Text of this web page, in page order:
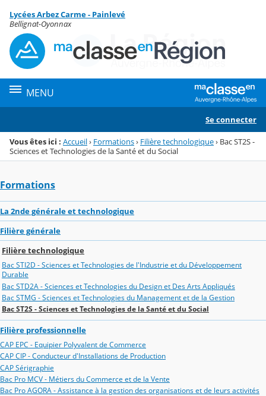
Menu de la rubrique
Contenu
Lycées Arbez Carme - Painlevé
Bellignat-Oyonnax
MENU
Se connecter
Vous êtes ici : Accueil› Formations› Filière technologique› Bac ST2S -
Sciences et Technologies de la Santé et du Social
Formations
La 2nde générale et technologique
Filière générale
Filière technologique
Bac STI2D - Sciences et Technologies de l'Industrie et du Développement
Durable
Bac STD2A - Sciences et Technologies du Design et Des Arts Appliqués
Bac STMG - Sciences et Technologies du Management et de la Gestion
Bac ST2S - Sciences et Technologies de la Santé et du Social
Filière professionnelle
CAP EPC - Equipier Polyvalent de Commerce
CAP CIP - Conducteur d'Installations de Production
CAP Sérigraphie
Bac Pro MCV - Métiers du Commerce et de la Vente
Bac Pro AGORA - Assistance à la gestion des organisations et de leurs activités